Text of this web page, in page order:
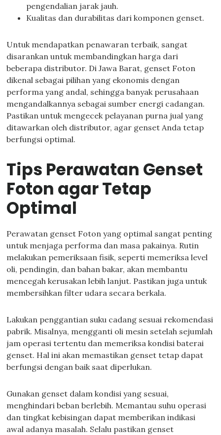
pengendalian jarak jauh.
Kualitas dan durabilitas dari komponen genset.
Untuk mendapatkan penawaran terbaik, sangat
disarankan untuk membandingkan harga dari
beberapa distributor. Di Jawa Barat, genset Foton
dikenal sebagai pilihan yang ekonomis dengan
performa yang andal, sehingga banyak perusahaan
mengandalkannya sebagai sumber energi cadangan.
Pastikan untuk mengecek pelayanan purna jual yang
ditawarkan oleh distributor, agar genset Anda tetap
berfungsi optimal.
Tips Perawatan Genset
Foton agar Tetap
Optimal
Perawatan genset Foton yang optimal sangat penting
untuk menjaga performa dan masa pakainya. Rutin
melakukan pemeriksaan fisik, seperti memeriksa level
oli, pendingin, dan bahan bakar, akan membantu
mencegah kerusakan lebih lanjut. Pastikan juga untuk
membersihkan filter udara secara berkala.
Lakukan penggantian suku cadang sesuai rekomendasi
pabrik. Misalnya, mengganti oli mesin setelah sejumlah
jam operasi tertentu dan memeriksa kondisi baterai
genset. Hal ini akan memastikan genset tetap dapat
berfungsi dengan baik saat diperlukan.
Gunakan genset dalam kondisi yang sesuai,
menghindari beban berlebih. Memantau suhu operasi
dan tingkat kebisingan dapat memberikan indikasi
awal adanya masalah. Selalu pastikan genset